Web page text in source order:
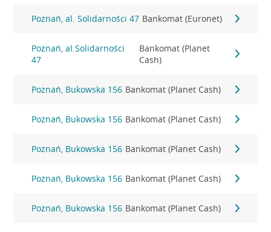
Poznań, al. Solidarności 47 Bankomat (Euronet)
Poznań, al.Solidarności
47
Bankomat (Planet
Cash)
Poznań, Bukowska 156 Bankomat (Planet Cash)
Poznań, Bukowska 156 Bankomat (Planet Cash)
Poznań, Bukowska 156 Bankomat (Planet Cash)
Poznań, Bukowska 156 Bankomat (Planet Cash)
Poznań, Bukowska 156 Bankomat (Planet Cash)